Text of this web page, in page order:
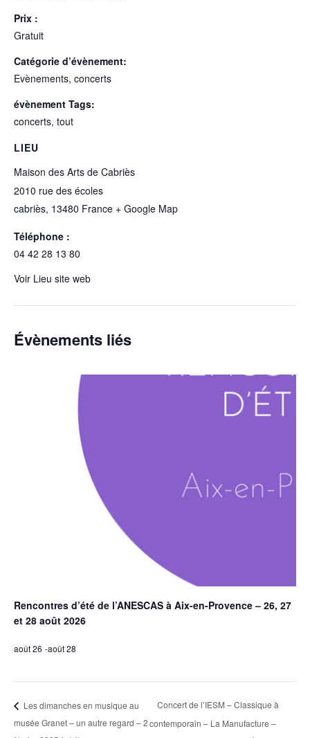
Prix :
Gratuit
Catégorie d’évènement:
Evènements, concerts
évènement Tags:
concerts, tout
LIEU
Maison des Arts de Cabriès
2010 rue des écoles
cabriès, 13480 France + Google Map
Téléphone :
04 42 28 13 80
Voir Lieu site web
Évènements liés
Rencontres d’été de l’ANESCAS à Aix-en-Provence – 26, 27
et 28 août 2026
août 26 -août 28
Les dimanches en musique au
musée Granet – un autre regard – 2
Concert de l’IESM – Classique à
contemporain – La Manufacture –